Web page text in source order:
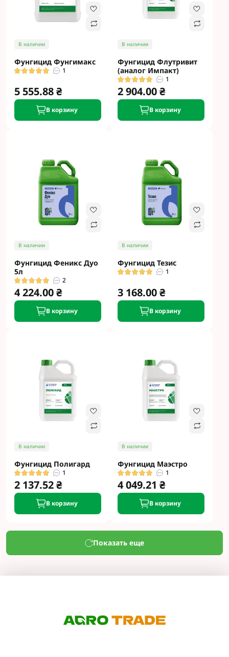
В наличии
Фунгицид Фунгимакс
1
5 555.88 ₴
В корзину
В наличии
Фунгицид Флутривит
(аналог Импакт)
1
2 904.00 ₴
В корзину
В наличии
Фунгицид Феникс Дуо
5л
2
4 224.00 ₴
В корзину
В наличии
Фунгицид Тезис
1
3 168.00 ₴
В корзину
В наличии
Фунгицид Полигард
1
2 137.52 ₴
В корзину
В наличии
Фунгицид Маэстро
1
4 049.21 ₴
В корзину
Показать еще